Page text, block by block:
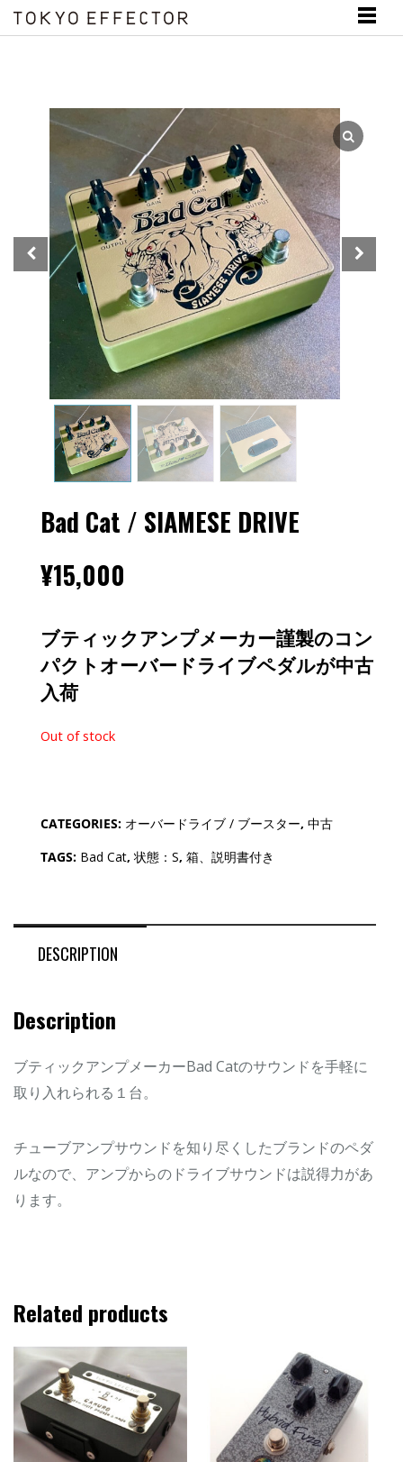
Bad Cat / SIAMESE DRIVE
¥15,000
ブティックアンプメーカー謹製のコン
パクトオーバードライブペダルが中古
入荷
Out of stock
CATEGORIES: オーバードライブ / ブースター, 中古
TAGS: Bad Cat, 状態：S, 箱、説明書付き
DESCRIPTION
Description
ブティックアンプメーカーBad Catのサウンドを手軽に
取り入れられる１台。
チューブアンプサウンドを知り尽くしたブランドのペダ
ルなので、アンプからのドライブサウンドは説得力があ
ります。
Related products